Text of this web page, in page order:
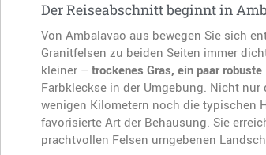
Der Reiseabschnitt beginnt in
Von Ambalavao aus bewegen Sie sich
Granitfelsen zu beiden Seiten immer
kleiner – trockenes Gras, ein paar
Farbkleckse in der Umgebung. Nicht
wenigen Kilometern noch die typischen
favorisierte Art der Behausung. Sie
prachtvollen Felsen umgebenen